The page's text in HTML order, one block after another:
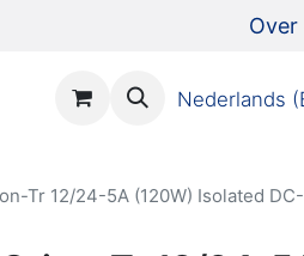
Over
Nederlands
Tr 12/24-5A (120W) Isolated